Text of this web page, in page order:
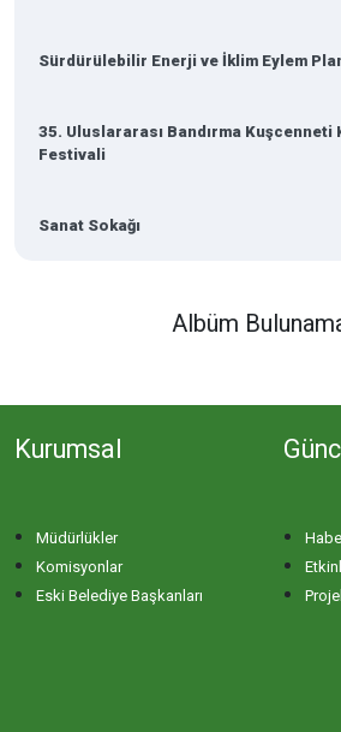
Sürdürülebilir Enerji ve İklim Eylem
35. Uluslararası Bandırma
Festivali
Sanat Sokağı
Albüm
Kurumsal
Müdürlükler
Komisyonlar
Eski Belediye Başkanları